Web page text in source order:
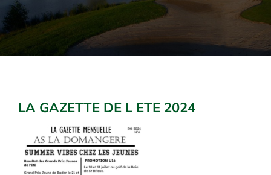
LA GAZETTE DE L ETE 2024